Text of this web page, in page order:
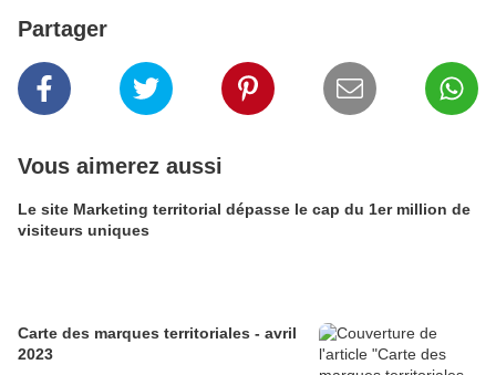
Partager
Vous aimerez aussi
Le site Marketing territorial dépasse le cap du 1er million de
visiteurs uniques
Carte des marques territoriales - avril
2023